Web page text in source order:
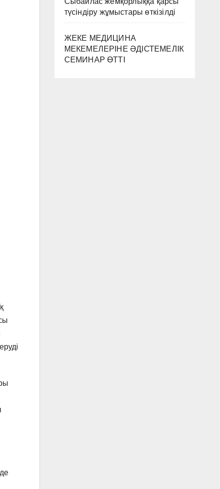
түсіндіру жұмыстары өткізілді
ЖЕКЕ МЕДИЦИНА
МЕКЕМЕЛЕРІНЕ ӘДІСТЕМЕЛІК
СЕМИНАР ӨТТІ